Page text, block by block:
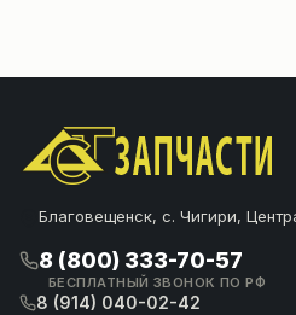
Благовещенск, с. Чигири,
8 (800) 333-70-57
БЕСПЛАТНЫЙ ЗВОНОК ПО РФ
8 (914) 040-02-42